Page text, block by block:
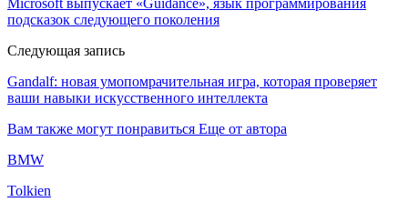
подсказок следующего поколения
Следующая запись
Gandalf: новая умопомрачительная игра, которая проверяет
ваши навыки искусственного интеллекта
Вам также могут понравиться Еще от автора
BMW
Tolkien